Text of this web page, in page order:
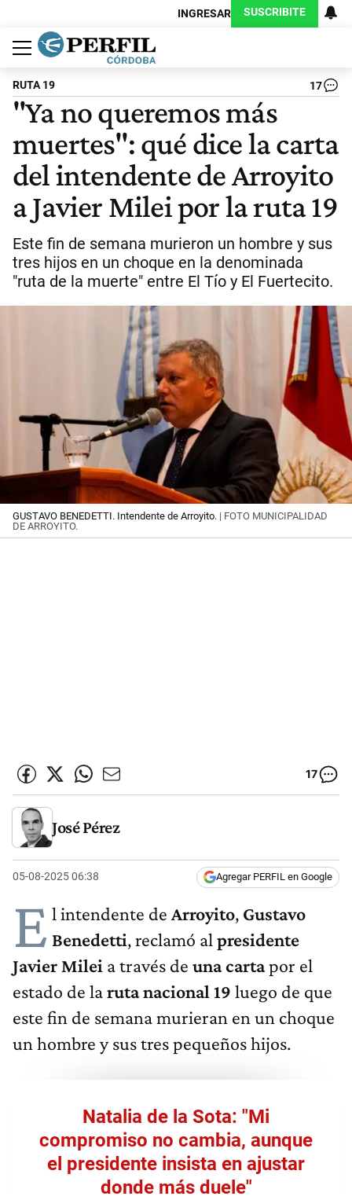
INGRESAR SUSCRIBITE
Política
Economía
Judiciales
Sociedad
Cultura
Espectáculos
Deportes
Protagonistas
RUTA 19 17
"Ya no queremos más
muertes": qué dice la carta
del intendente de Arroyito
a Javier Milei por la ruta 19
Este fin de semana murieron un hombre y sus
tres hijos en un choque en la denominada
"ruta de la muerte" entre El Tío y El Fuertecito.
GUSTAVO BENEDETTI. Intendente de Arroyito. | FOTO MUNICIPALIDAD
DE ARROYITO.
17
José Pérez
05-08-2025 06:38 Agregar PERFIL en Google
E l intendente de Arroyito, Gustavo
Benedetti, reclamó al presidente
Javier Milei a través de una cartapor el
estado de laruta nacional 19 luego de que
este fin de semana murieran en un choque
un hombre y sus tres pequeños hijos.
Natalia de la Sota: "Mi
compromiso no cambia, aunque
el presidente insista en ajustar
donde más duele"